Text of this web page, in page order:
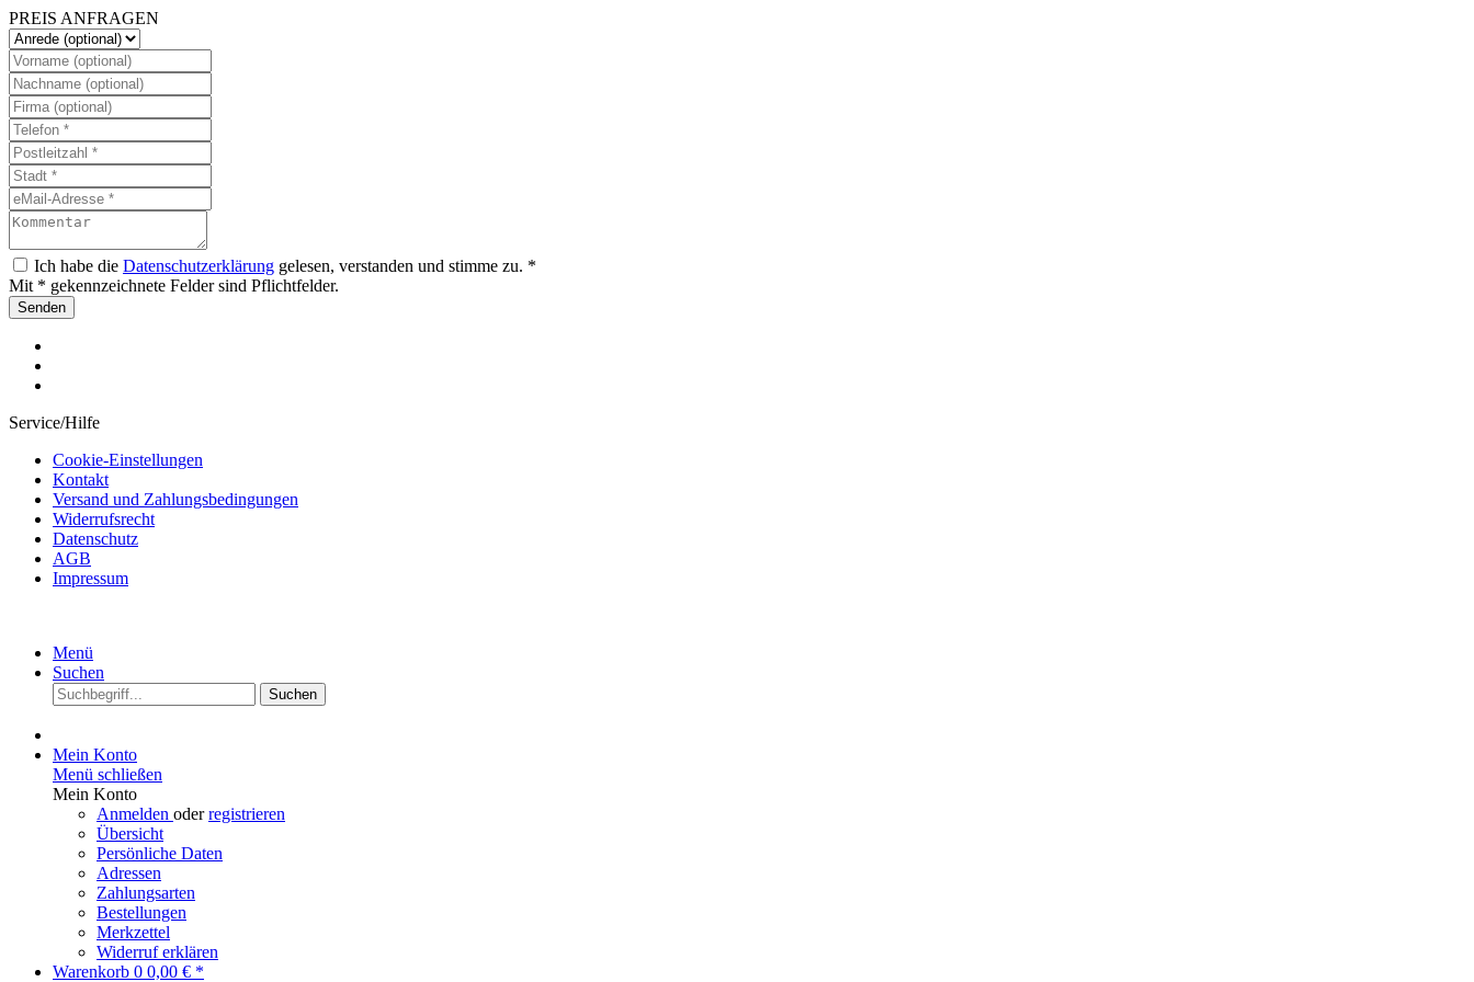
PREIS ANFRAGEN
Ich habe die Datenschutzerklärung gelesen, verstanden und stimme zu. *
Mit * gekennzeichnete Felder sind Pflichtfelder.
Senden
Service/Hilfe
Cookie-Einstellungen
Kontakt
Versand und Zahlungsbedingungen
Widerrufsrecht
Datenschutz
AGB
Impressum
Menü
Suchen
Suchen
Mein Konto
Menü schließen
Mein Konto
Anmelden oderregistrieren
Übersicht
Persönliche Daten
Adressen
Zahlungsarten
Bestellungen
Merkzettel
Widerruf erklären
Warenkorb 0 0,00 € *